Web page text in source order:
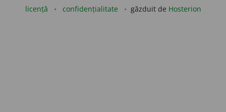
licență confidențialitate găzduit de Hosterion